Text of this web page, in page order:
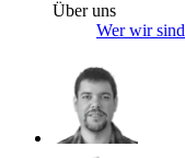
Über uns
Wer wir sind